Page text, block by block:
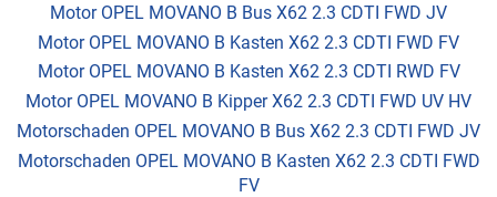
Motor OPEL MOVANO B Bus X62 2.3 CDTI FWD JV
Motor OPEL MOVANO B Kasten X62 2.3 CDTI FWD FV
Motor OPEL MOVANO B Kasten X62 2.3 CDTI RWD FV
Motor OPEL MOVANO B Kipper X62 2.3 CDTI FWD UV HV
Motorschaden OPEL MOVANO B Bus X62 2.3 CDTI FWD JV
Motorschaden OPEL MOVANO B Kasten X62 2.3 CDTI FWD
FV